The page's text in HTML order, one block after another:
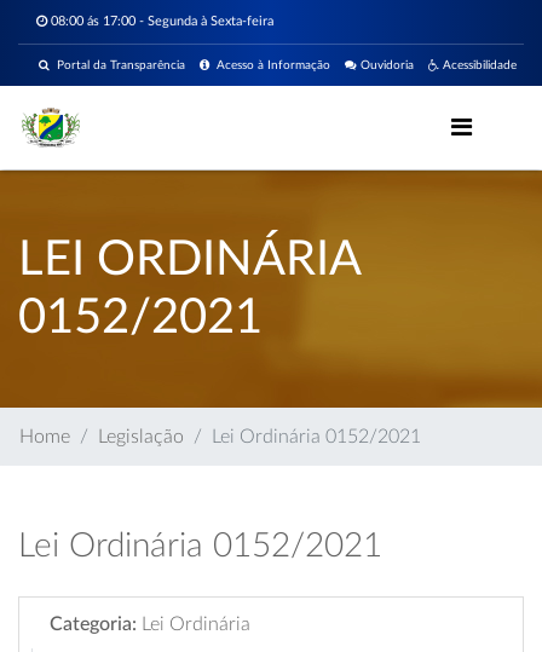
08:00 ás 17:00 - Segunda à Sexta-feira
Acessibilidade
Ouvidoria
Acesso à Informação
Portal da Transparência
LEI ORDINÁRIA
0152/2021
Home Legislação Lei Ordinária 0152/2021
Lei Ordinária 0152/2021
Categoria:
Lei Ordinária